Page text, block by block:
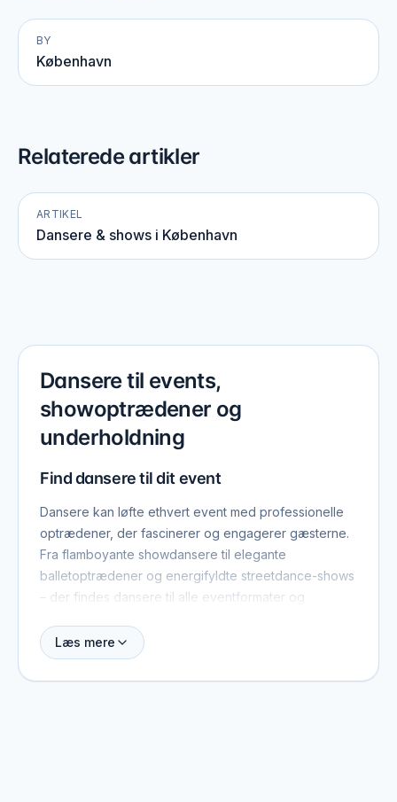
BY
København
Relaterede artikler
ARTIKEL
Dansere & shows i København
Dansere til events,
showoptrædener og
underholdning
Find dansere til dit event
Dansere kan løfte ethvert event med professionelle
optrædener, der fascinerer og engagerer gæsterne.
Fra flamboyante showdansere til elegante
balletoptrædener og energifyldte streetdance-shows
– der findes dansere til alle eventformater og
Her kan du få overblik over dansere og
Læs mere